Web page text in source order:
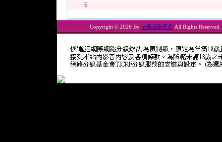
6
Copyright © 2026 By ut視訊聊天室 All Rights Reserved.